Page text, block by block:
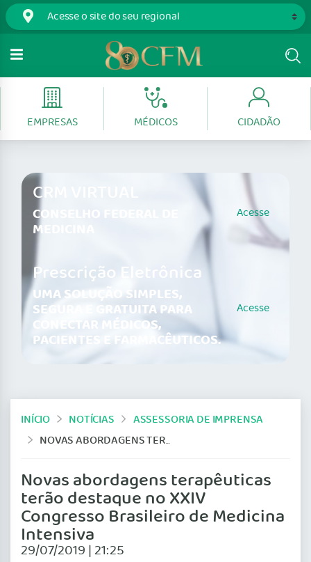
EMPRESAS MÉDICOS CIDADÃO
CRM VIRTUAL
CONSELHO FEDERAL DE
MEDICINA
Acesse
Prescrição Eletrônica
UMA SOLUÇÃO SIMPLES,
SEGURA E GRATUITA PARA
CONECTAR MÉDICOS,
PACIENTES E FARMACÊUTICOS.
Acesse
INÍCIO NOTÍCIAS
ASSESSORIA DE IMPRENSA
NOVAS ABORDAGENS TERAPÊUTICAS TERÃO DESTAQUE NO XXIV CONGRESSO BRASILEIRO DE MEDICINA INTENSIVA
Novas abordagens terapêuticas
terão destaque no XXIV
Congresso Brasileiro de Medicina
Intensiva
29/07/2019 | 21:25